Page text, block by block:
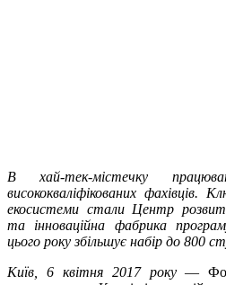
В хай-тек-містечку
висококваліфікованих фахівців.
екосистеми стали Центр
та інноваційна фабрика
цього року збільшує набір до 800
Київ, 6 квітня 2017 року—